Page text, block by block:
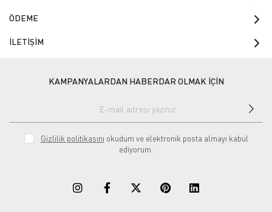
ÖDEME
İLETİŞİM
KAMPANYALARDAN HABERDAR OLMAK İÇİN
Gizlilik politikasını okudum ve elektronik posta almayı kabul
ediyorum.